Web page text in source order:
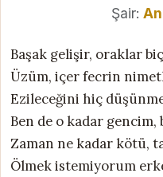
Şair:
Başak gelişir, oraklar
Üzüm, içer fecrin
Ezileceğini hiç
Ben de o kadar gencim,
Zaman ne kadar kötü,
Ölmek istemiyorum